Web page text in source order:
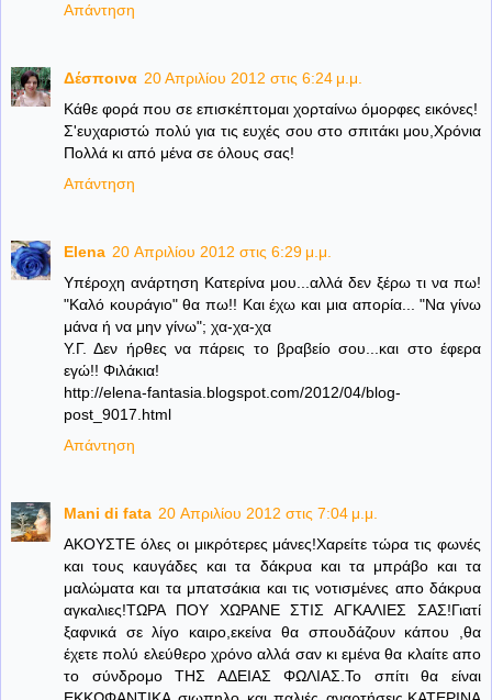
Απάντηση
Δέσποινα 20 Απριλίου 2012 στις 6:24 μ.μ.
Κάθε φορά που σε επισκέπτομαι χορταίνω όμορφες εικόνες!
Σ'ευχαριστώ πολύ για τις ευχές σου στο σπιτάκι μου,Χρόνια
Πολλά κι από μένα σε όλους σας!
Απάντηση
Elena 20 Απριλίου 2012 στις 6:29 μ.μ.
Υπέροχη ανάρτηση Κατερίνα μου...αλλά δεν ξέρω τι να πω!
"Καλό κουράγιο" θα πω!! Και έχω και μια απορία... "Να γίνω
μάνα ή να μην γίνω"; χα-χα-χα
Υ.Γ. Δεν ήρθες να πάρεις το βραβείο σου...και στο έφερα
εγώ!! Φιλάκια!
http://elena-fantasia.blogspot.com/2012/04/blog-
post_9017.html
Απάντηση
Mani di fata 20 Απριλίου 2012 στις 7:04 μ.μ.
ΑΚΟΥΣΤΕ όλες οι μικρότερες μάνες!Χαρείτε τώρα τις φωνές
και τους καυγάδες και τα δάκρυα και τα μπράβο και τα
μαλώματα και τα μπατσάκια και τις νοτισμένες απο δάκρυα
αγκαλιες!ΤΩΡΑ ΠΟΥ ΧΩΡΑΝΕ ΣΤΙΣ ΑΓΚΑΛΙΕΣ ΣΑΣ!Γιατί
ξαφνικά σε λίγο καιρο,εκείνα θα σπουδάζουν κάπου ,θα
έχετε πολύ ελεύθερο χρόνο αλλά σαν κι εμένα θα κλαίτε απο
το σύνδρομο ΤΗΣ ΑΔΕΙΑΣ ΦΩΛΙΑΣ.Το σπίτι θα είναι